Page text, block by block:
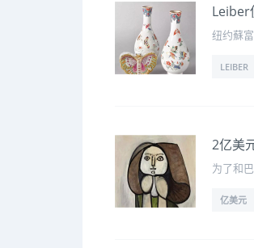
Leiber
纽约蘇
LEIBER
2亿美
为了和
亿美元